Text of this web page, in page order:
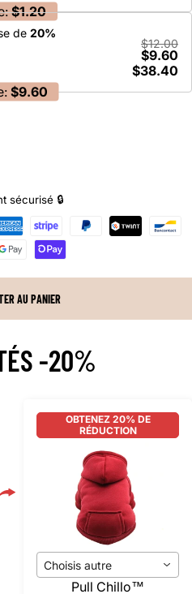
$1.20
de 20%
$12.00
$9.60
$38.40
$9.60
sécurisé 🔒
AU PANIER
-20%
OBTENEZ 20% DE
RÉDUCTION
Choisis autre
Pull Chillo™️